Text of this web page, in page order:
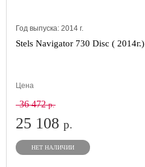
Год выпуска: 2014 г.
Stels Navigator 730 Disc ( 2014г.)
Цена
36 472р.
25 108 р.
НЕТ НАЛИЧИИ